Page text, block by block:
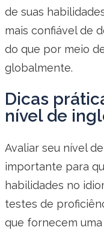
de suas
mais confiável de
do que por meio
globalmente.
Dicas
nível de
Avaliar seu nível
importante para
habilidades no
testes de
que fornecem